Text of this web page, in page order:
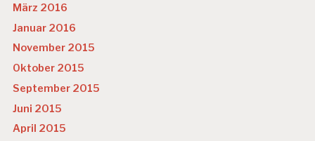
März 2016
Januar 2016
November 2015
Oktober 2015
September 2015
Juni 2015
April 2015